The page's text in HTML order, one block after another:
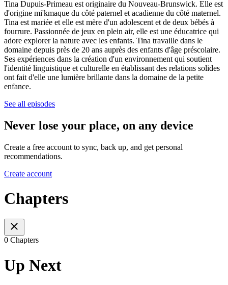
Tina Dupuis-Primeau est originaire du Nouveau-Brunswick. Elle est
d'origine mi'kmaque du côté paternel et acadienne du côté maternel.
Tina est mariée et elle est mère d'un adolescent et de deux bébés à
fourrure. Passionnée de jeux en plein air, elle est une éducatrice qui
adore explorer la nature avec les enfants. Tina travaille dans le
domaine depuis près de 20 ans auprès des enfants d'âge préscolaire.
Ses expériences dans la création d'un environnement qui soutient
l'identité linguistique et culturelle en établissant des relations solides
ont fait d'elle une lumière brillante dans la domaine de la petite
enfance.
See all episodes
Never lose your place, on any device
Create a free account to sync, back up, and get personal
recommendations.
Create account
Chapters
0 Chapters
Up Next